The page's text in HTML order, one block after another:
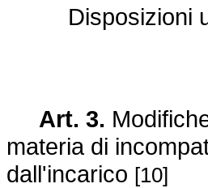
Disposizioni
Art. 3.
materia di
dall'incarico [10]